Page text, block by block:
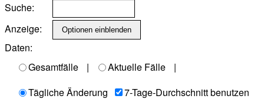
Suche:
Anzeige:
Daten:
Gesamtfälle
| Aktuelle Fälle
|
Tägliche Änderung
7-Tage-Durchschnitt benutzen